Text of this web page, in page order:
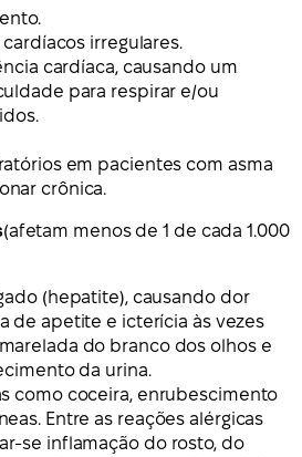
irregulares.
cardíaca, causando um
para respirar e/ou
em pacientes com asma
crônica.
(afetam menos de 1 de cada 1.000
(hepatite), causando dor
de apetite e icterícia às vezes
do branco dos olhos e
da urina.
como coceira, enrubescimento
Entre as reações alérgicas
se inflamação do rosto, do